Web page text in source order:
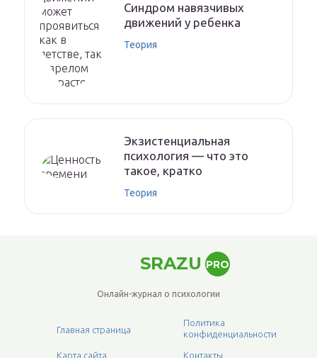
Синдром навязчивых
движений у ребенка
Теория
Экзистенциальная
психология — что это
такое, кратко
Теория
SRAZU PRO
Онлайн-журнал о психологии
Главная страница
Политика
конфиденциальности
Карта сайта Контакты